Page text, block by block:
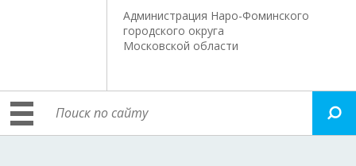
Администрация Наро-Фоминского
городского округа
Московской области